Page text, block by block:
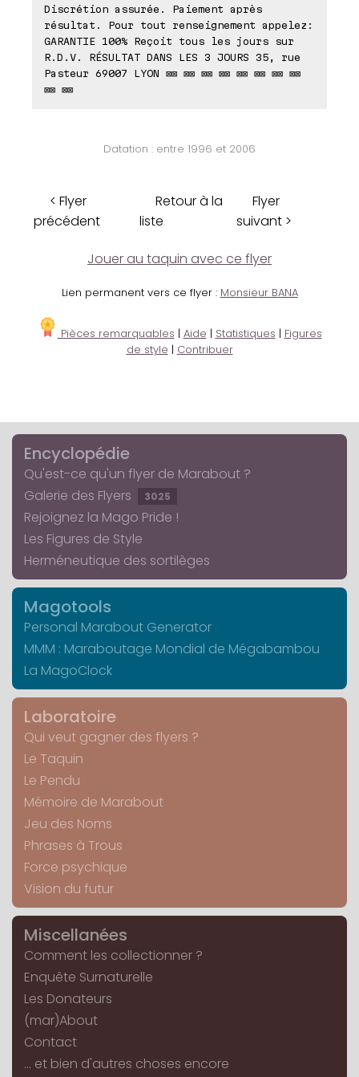
Discrétion assurée. Paiement après
résultat. Pour tout renseignement appelez:
GARANTIE 100% Reçoit tous les jours sur
R.D.V. RÉSULTAT DANS LES 3 JOURS 35, rue
Pasteur 69007 LYON ⊠⊠ ⊠⊠ ⊠⊠ ⊠⊠ ⊠⊠ ⊠⊠ ⊠⊠ ⊠⊠
⊠⊠ ⊠⊠
Datation : entre 1996 et 2006
< Flyer
précédent
Retour à la
liste
Flyer
suivant >
Jouer au taquin avec ce flyer
Lien permanent vers ce flyer : Monsieur BANA
Pièces remarquables | Aide | Statistiques | Figures
de style | Contribuer
Encyclopédie
Qu'est-ce qu'un flyer de Marabout ?
Galerie des Flyers
3025
Rejoignez la Mago Pride !
Les Figures de Style
Herméneutique des sortilèges
Magotools
Personal Marabout Generator
MMM : Maraboutage Mondial de Mégabambou
La MagoClock
Laboratoire
Qui veut gagner des flyers ?
Le Taquin
Le Pendu
Mémoire de Marabout
Jeu des Noms
Phrases à Trous
Force psychique
Vision du futur
Miscellanées
Comment les collectionner ?
Enquête Surnaturelle
Les Donateurs
(mar)About
Contact
... et bien d'autres choses encore